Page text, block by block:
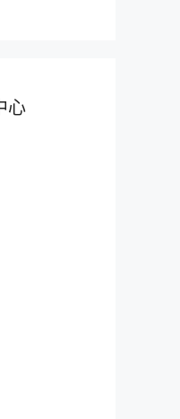
心